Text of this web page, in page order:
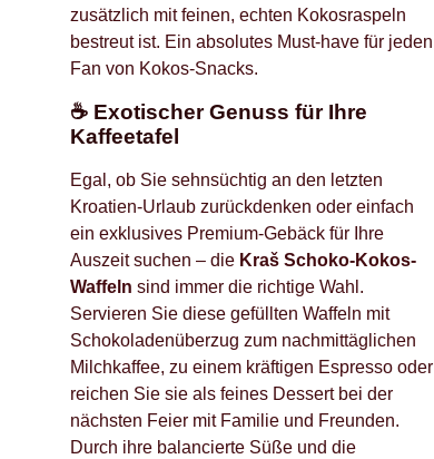
zusätzlich mit feinen, echten Kokosraspeln
bestreut ist. Ein absolutes Must-have für jeden
Fan von Kokos-Snacks.
☕ Exotischer Genuss für Ihre
Kaffeetafel
Egal, ob Sie sehnsüchtig an den letzten
Kroatien-Urlaub zurückdenken oder einfach
ein exklusives Premium-Gebäck für Ihre
Auszeit suchen – die Kraš Schoko-Kokos-
Waffeln sind immer die richtige Wahl.
Servieren Sie diese gefüllten Waffeln mit
Schokoladenüberzug zum nachmittäglichen
Milchkaffee, zu einem kräftigen Espresso oder
reichen Sie sie als feines Dessert bei der
nächsten Feier mit Familie und Freunden.
Durch ihre balancierte Süße und die